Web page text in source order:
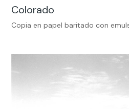
Colorado
Copia en papel baritado con